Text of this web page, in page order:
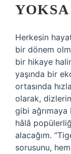
Herkesin
bir dönem
bir hikaye
yaşında bir
ortasında
olarak,
gibi ağrımaya
hâlâ
alacağım.
sorusunu,